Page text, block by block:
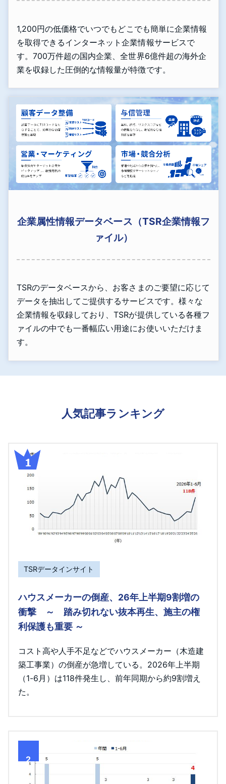
1,200円の低価格でいつでもどこでも簡単に企業情報
を取得できるインターネット企業情報サービスで
す。700万件超の国内企業、全世界6億件超の海外企
業を収録した圧倒的な情報量が特徴です。
企業属性情報データベース（TSR企業情報フ
ァイル）
TSRのデータベースから、お客さまのご要望に応じて
データを抽出してご提供するサービスです。様々な
企業情報を収録しており、TSRが提供している各種フ
ァイルの中でも一番幅広い用途にお使いいただけま
す。
人気記事ランキング
TSRデータインサイト
ハウスメーカーの倒産、26年上半期9割増の
衝撃 ～ 踏み切れない抜本再生、施主の権
利保護も重要 ～
コスト高や人手不足などでハウスメーカー（木造建
築工事業）の倒産が急増している。2026年上半期
（1-6月）は118件発生し、前年同期から約9割増え
た。
2